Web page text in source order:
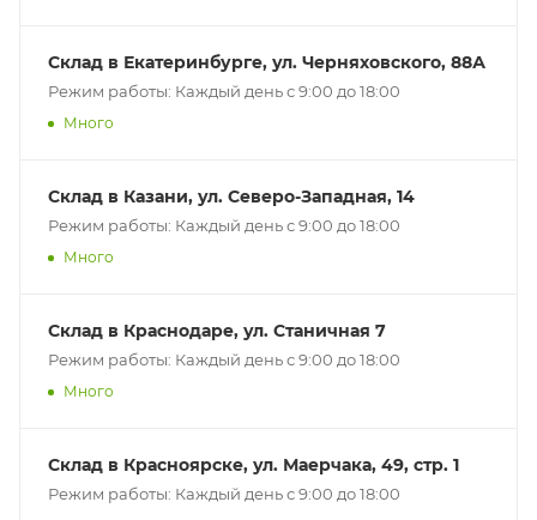
Склад в Екатеринбурге, ул. Черняховского, 88А
Режим работы: Каждый день с 9:00 до 18:00
Много
Склад в Казани, ул. Северо-Западная, 14
Режим работы: Каждый день с 9:00 до 18:00
Много
Склад в Краснодаре, ул. Станичная 7
Режим работы: Каждый день с 9:00 до 18:00
Много
Склад в Красноярске, ул. Маерчака, 49, стр. 1
Режим работы: Каждый день с 9:00 до 18:00